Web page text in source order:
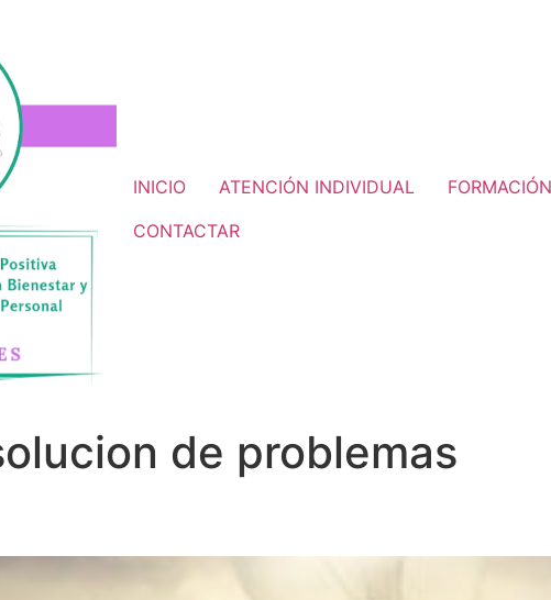
INICIO ATENCIÓN INDIVIDUAL FORMACIÓN
CONTACTAR
de problemas